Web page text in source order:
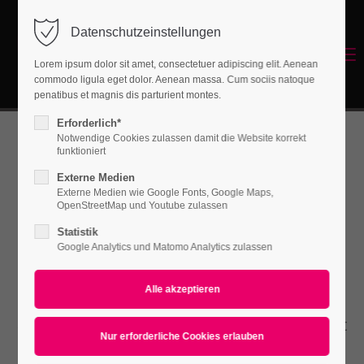
Login
Benutzername
Passwort
Anmelden
Support
Lorem ipsum dolor sit amet:
Energetisches Sanieren
CSS3
Animations
Lorem ipsum dolor sit amet, consectetuer
adipiscing elit. Aenean commodo ligula eget
dolor. Aenean massa.
Datenschutzeinstellungen
Lorem ipsum dolor sit amet, consectetuer adipiscing elit. Aenean
commodo ligula eget dolor. Aenean massa. Cum sociis natoque
penatibus et magnis dis parturient montes.
Erforderlich*
Notwendige Cookies zulassen damit die Website korrekt
funktioniert
Externe Medien
Externe Medien wie Google Fonts, Google Maps,
OpenStreetMap und Youtube zulassen
Statistik
Google Analytics und Matomo Analytics zulassen